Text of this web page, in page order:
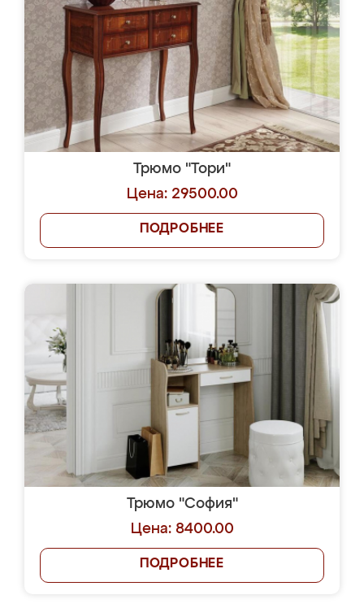
Трюмо "Тори"
Цена: 29500.00
ПОДРОБНЕЕ
Трюмо "София"
Цена: 8400.00
ПОДРОБНЕЕ